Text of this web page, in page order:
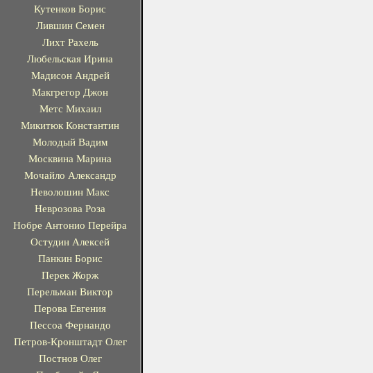
Кутенков Борис
Лившин Семен
Лихт Рахель
Любельская Ирина
Мадисон Андрей
Макгрегор Джон
Метс Михаил
Микитюк Константин
Молодый Вадим
Москвина Марина
Мочайло Александр
Неволошин Макс
Неврозова Роза
Нобре Антонио Перейра
Остудин Алексей
Панкин Борис
Перек Жорж
Перельман Виктор
Перова Евгения
Пессоа Фернандо
Петров-Кронштадт Олег
Постнов Олег